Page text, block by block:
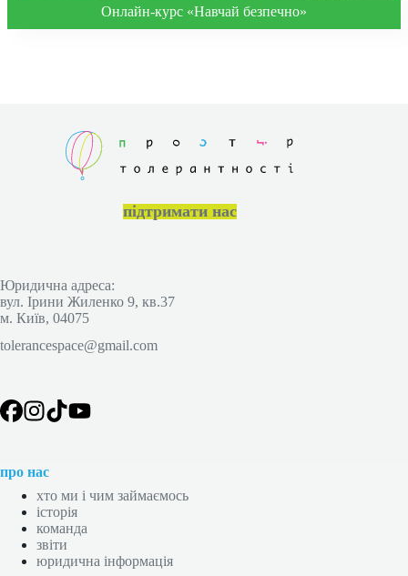
Онлайн-курс «Навчай безпечно»
підтримати нас
Юридична адреса:
вул. Ірини Жиленко 9, кв.37
м. Київ, 04075
tolerancespace@gmail.com
про нас
хто ми і чим займаємось
історія
команда
звіти
юридична інформація